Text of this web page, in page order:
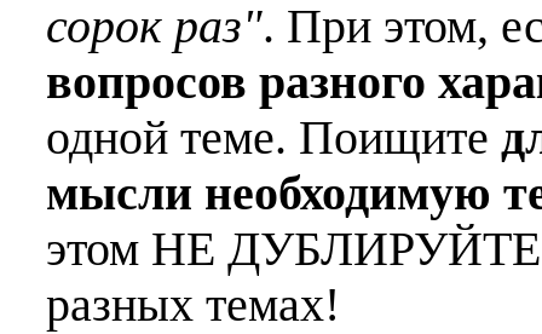
сорок раз". При этом,
вопросов разного
одной теме. Поищите
мысли необходимую
этом НЕ ДУБЛИРУЙТЕ
разных темах!